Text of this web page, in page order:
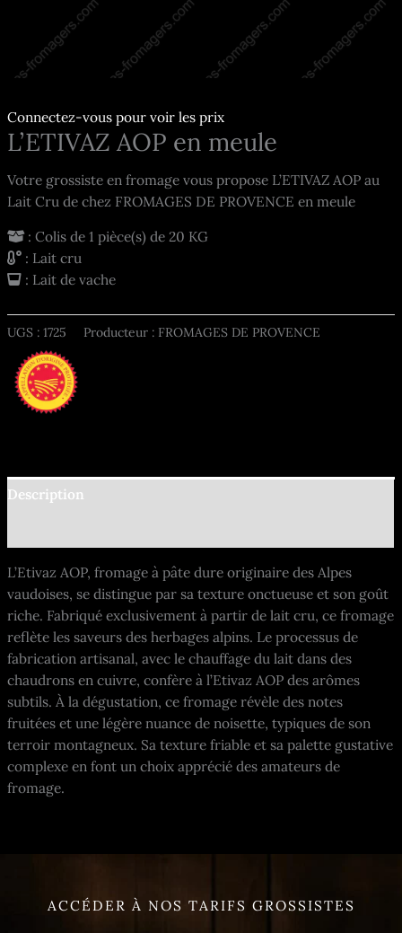
Connectez-vous pour voir les prix
L’ETIVAZ AOP en meule
Votre grossiste en fromage vous propose L’ETIVAZ AOP au
Lait Cru de chez FROMAGES DE PROVENCE en meule
: Colis de 1 pièce(s) de 20 KG
: Lait cru
: Lait de vache
UGS :1725 Producteur : FROMAGES DE PROVENCE
Description
L’Etivaz AOP, fromage à pâte dure originaire des Alpes
vaudoises, se distingue par sa texture onctueuse et son goût
riche. Fabriqué exclusivement à partir de lait cru, ce fromage
reflète les saveurs des herbages alpins. Le processus de
fabrication artisanal, avec le chauffage du lait dans des
chaudrons en cuivre, confère à l’Etivaz AOP des arômes
subtils. À la dégustation, ce fromage révèle des notes
fruitées et une légère nuance de noisette, typiques de son
terroir montagneux. Sa texture friable et sa palette gustative
complexe en font un choix apprécié des amateurs de
fromage.
ACCÉDER À NOS TARIFS GROSSISTES